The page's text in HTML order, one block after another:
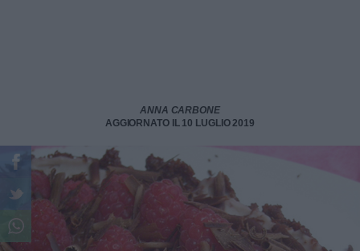
ANNA CARBONE
AGGIORNATO IL 10 LUGLIO 2019